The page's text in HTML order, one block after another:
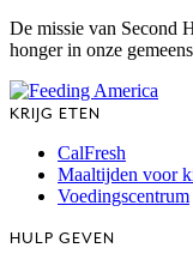
De missie van Second
honger in onze
KRIJG ETEN
CalFresh
Maaltijden voor
Voedingscentrum
HULP GEVEN